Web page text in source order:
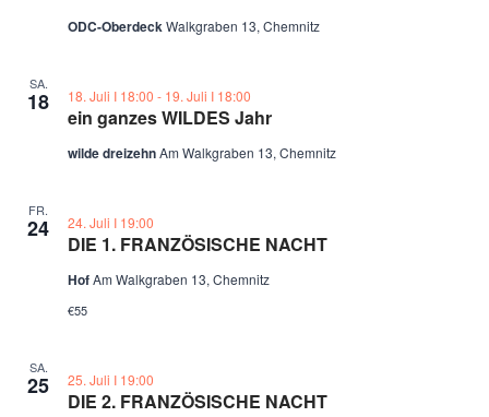
ODC-OberdeckWalkgraben 13, Chemnitz
SA.
18
ein ganzes WILDES Jahr
18. Juli Ι 18:00 - 19. Juli Ι 18:00
wilde dreizehnAm Walkgraben 13, Chemnitz
FR.
24
DIE 1. FRANZÖSISCHE NACHT
24. Juli Ι 19:00
HofAm Walkgraben 13, Chemnitz
€55
SA.
25
DIE 2. FRANZÖSISCHE NACHT
25. Juli Ι 19:00